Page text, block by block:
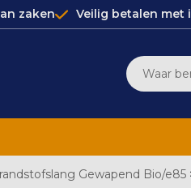
zaken Veilig betalen met
Gewapend Bio/e85